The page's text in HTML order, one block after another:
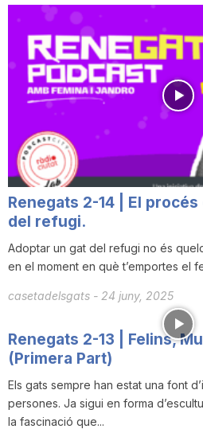
a
r
r
a
g
o
n
a
Renegats 2-14 | El procés
del refugi.
Adoptar un gat del refugi no és
en el moment en què t’emportes el
casetadelsgats - 24 juny, 2025
Renegats 2-13 | Felins,
(Primera Part)
Els gats sempre han estat una font
persones. Ja sigui en forma
la fascinació que...